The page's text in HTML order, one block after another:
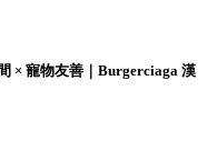
× 寵物友善｜Burgerciaga 漢